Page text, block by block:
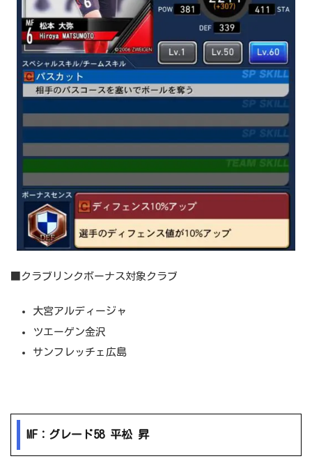
■クラブリンクボーナス対象クラブ
大宮アルディージャ
ツエーゲン金沢
サンフレッチェ広島
MF：グレード58 平松 昇